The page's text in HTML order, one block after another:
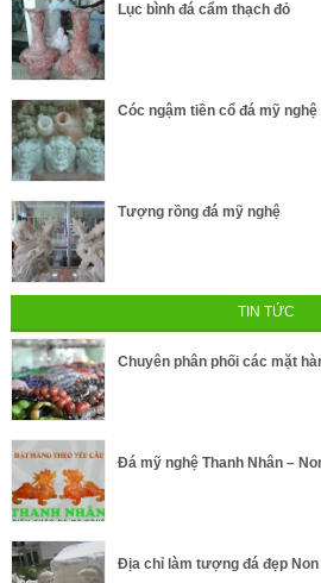
Lục bình đá cẩm thạch đỏ
Cóc ngậm tiền cổ đá mỹ nghệ
Tượng rồng đá mỹ nghệ
TIN TỨC
Chuyên phân phối các mặt
Đá mỹ nghệ Thanh Nhân –
Địa chỉ làm tượng đá đẹp